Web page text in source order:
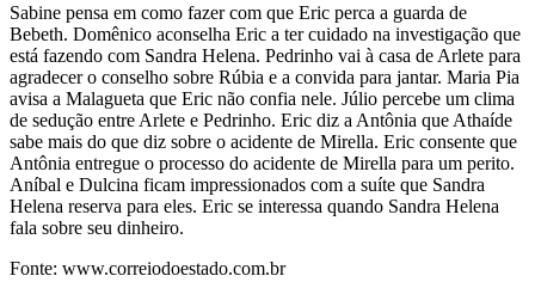
Sabine pensa em como fazer com que Eric perca a guarda de
Bebeth. Domênico aconselha Eric a ter cuidado na investigação que
está fazendo com Sandra Helena. Pedrinho vai à casa de Arlete para
agradecer o conselho sobre Rúbia e a convida para jantar. Maria Pia
avisa a Malagueta que Eric não confia nele. Júlio percebe um clima
de sedução entre Arlete e Pedrinho. Eric diz a Antônia que Athaíde
sabe mais do que diz sobre o acidente de Mirella. Eric consente que
Antônia entregue o processo do acidente de Mirella para um perito.
Aníbal e Dulcina ficam impressionados com a suíte que Sandra
Helena reserva para eles. Eric se interessa quando Sandra Helena
fala sobre seu dinheiro.
Fonte: www.correiodoestado.com.br